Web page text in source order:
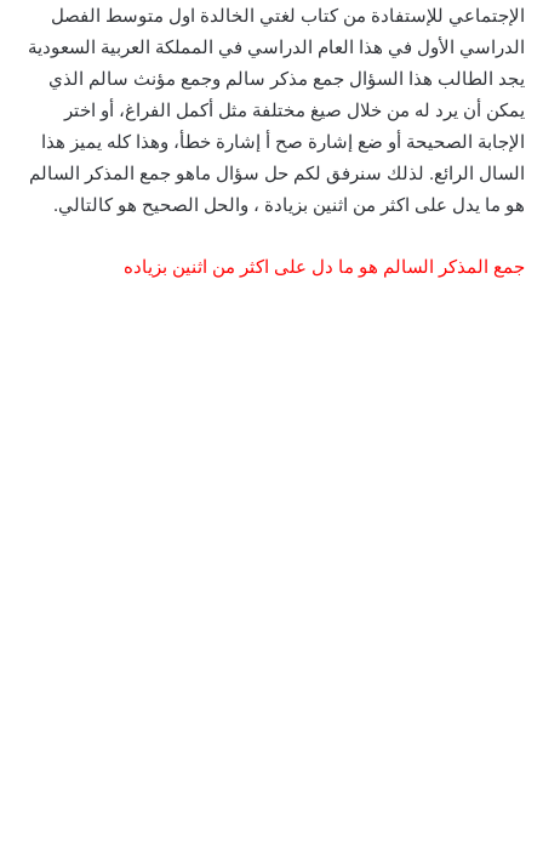
الإجتماعي للإستفادة من كتاب لغتي الخالدة اول متوسط الفصل
الدراسي الأول في هذا العام الدراسي في المملكة العربية السعودية
يجد الطالب هذا السؤال جمع مذكر سالم وجمع مؤنث سالم الذي
يمكن أن يرد له من خلال صيغ مختلفة مثل أكمل الفراغ، أو اختر
الإجابة الصحيحة أو ضع إشارة صح أ إشارة خطأ، وهذا كله يميز هذا
السال الرائع. لذلك سنرفق لكم حل سؤال ماهو جمع المذكر السالم
هو ما يدل على اكثر من اثنين بزيادة ، والحل الصحيح هو كالتالي.
جمع المذكر السالم هو ما دل على اكثر من اثنين بزياده